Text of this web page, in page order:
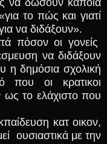
να δώσουν κάποια
το πώς και γιατί
να διδάξουν».
πόσον οι γονείς
να διδάξουν
η δημόσια σχολική
που οι κρατικοι
ως το ελάχιστο που
κατ οικον,
ουσιαστικά με την